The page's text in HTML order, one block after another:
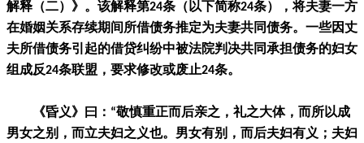
解释（二）》。该解释第24条（以下简称24条），将夫妻一方
在婚姻关系存续期间所借债务推定为夫妻共同债务。一些因丈
夫所借债务引起的借贷纠纷中被法院判决共同承担债务的妇女
组成反24条联盟，要求修改或废止24条。
《昏义》曰：“敬慎重正而后亲之，礼之大体，而所以成
男女之别，而立夫妇之义也。男女有别，而后夫妇有义；夫妇